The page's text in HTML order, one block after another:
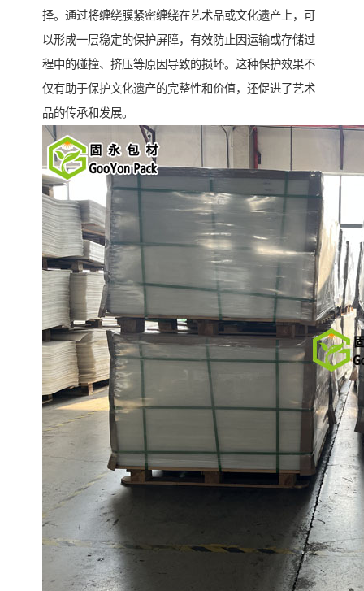
择。通过将缠绕膜紧密缠绕在艺术品或文化遗产上，可
以形成一层稳定的保护屏障，有效防止因运输或存储过
程中的碰撞、挤压等原因导致的损坏。这种保护效果不
仅有助于保护文化遗产的完整性和价值，还促进了艺术
品的传承和发展。